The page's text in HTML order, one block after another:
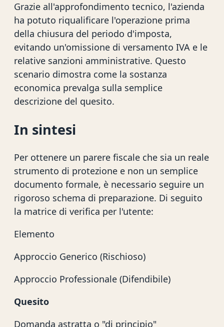
Grazie all'approfondimento tecnico, l'azienda
ha potuto riqualificare l'operazione prima
della chiusura del periodo d'imposta,
evitando un'omissione di versamento IVA e le
relative sanzioni amministrative. Questo
scenario dimostra come la sostanza
economica prevalga sulla semplice
descrizione del quesito.
In sintesi
Per ottenere un parere fiscale che sia un reale
strumento di protezione e non un semplice
documento formale, è necessario seguire un
rigoroso schema di preparazione. Di seguito
la matrice di verifica per l'utente:
Elemento
Approccio Generico (Rischioso)
Approccio Professionale (Difendibile)
Quesito
Domanda astratta o "di principio"